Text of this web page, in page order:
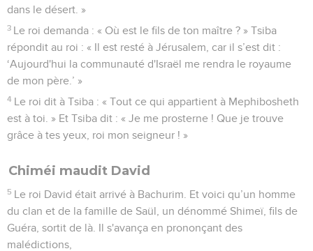
dans le désert. »
3 Le roi demanda : « Où est le fils de ton maître ? » Tsiba
répondit au roi : « Il est resté à Jérusalem, car il s’est dit :
‘Aujourd'hui la communauté d'Israël me rendra le royaume
de mon père.’ »
4 Le roi dit à Tsiba : « Tout ce qui appartient à Mephibosheth
est à toi. » Et Tsiba dit : « Je me prosterne ! Que je trouve
grâce à tes yeux, roi mon seigneur ! »
Chiméi maudit David
5 Le roi David était arrivé à Bachurim. Et voici qu’un homme
du clan et de la famille de Saül, un dénommé Shimeï, fils de
Guéra, sortit de là. Il s'avança en prononçant des
malédictions,